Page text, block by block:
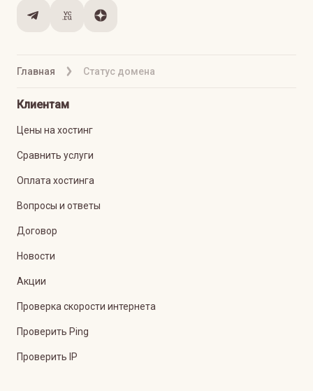
Главная Статус домена
Клиентам
Цены на хостинг
Сравнить услуги
Оплата хостинга
Вопросы и ответы
Договор
Новости
Акции
Проверка скорости интернета
Проверить Ping
Проверить IP